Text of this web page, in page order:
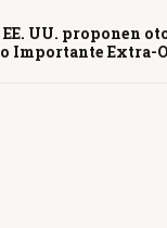
UU. proponen
Importante Extra-